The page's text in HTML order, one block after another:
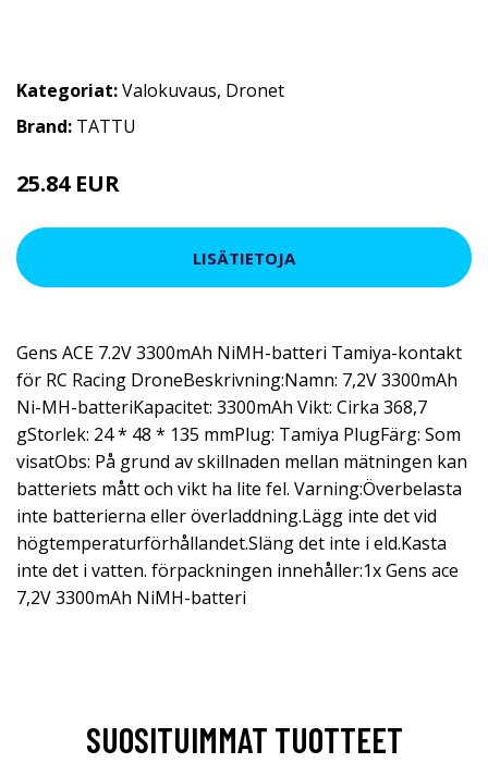
Kategoriat:Valokuvaus, Dronet
Brand: TATTU
25.84 EUR
LISÄTIETOJA
Gens ACE 7.2V 3300mAh NiMH-batteri Tamiya-kontakt
för RC Racing DroneBeskrivning:Namn: 7,2V 3300mAh
Ni-MH-batteriKapacitet: 3300mAh Vikt: Cirka 368,7
gStorlek: 24 * 48 * 135 mmPlug: Tamiya PlugFärg: Som
visatObs: På grund av skillnaden mellan mätningen kan
batteriets mått och vikt ha lite fel. Varning:Överbelasta
inte batterierna eller överladdning.Lägg inte det vid
högtemperaturförhållandet.Släng det inte i eld.Kasta
inte det i vatten. förpackningen innehåller:1x Gens ace
7,2V 3300mAh NiMH-batteri
SUOSITUIMMAT TUOTTEET